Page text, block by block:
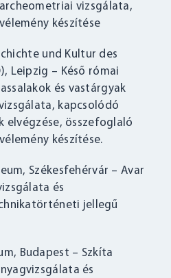
vizsgálata,
készítése
und Kultur des
Leipzig – Késő római
és vastárgyak
kapcsolódó
elvégzése, összefoglaló
készítése.
Székesfehérvár – Avar
és
jellegű
Budapest – Szkíta
és